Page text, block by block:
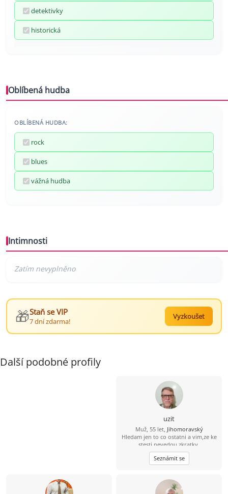
detektivky
historická
Oblíbená hudba
OBLÍBENÁ HUDBA:
rock
blues
vážná hudba
Intimnosti
🎁Staň se VIP
7 dní zdarma!
Vyzkoušet
Další podobné profily
uzit
Muž, 55 let, Jihomoravský
Hledam jen to co ostatni a vim,ze ke
stesti nevedou zkratky.
Seznámit se